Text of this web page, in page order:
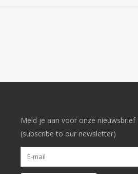
Meld je aan voor onze nieuwsbrief
(subscribe to our newsletter)